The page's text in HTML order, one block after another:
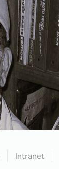
Intranet